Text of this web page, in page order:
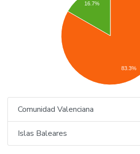
16.7%
83.3%
Comunidad Valenciana
Islas Baleares